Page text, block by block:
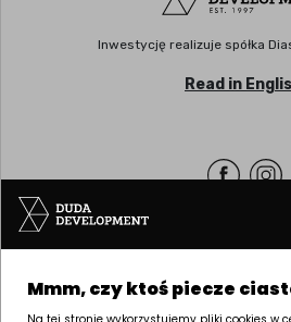
Inwestycję realizuje spółka
Read in
Siedziba | POZNAŃ
ul. Palacza 144, 60-278 Poznań
tel: +48 61 646 84 44
Mmm, czy ktoś piecze